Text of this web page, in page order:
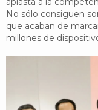
No sólo consiguen
que acaban de
millones de